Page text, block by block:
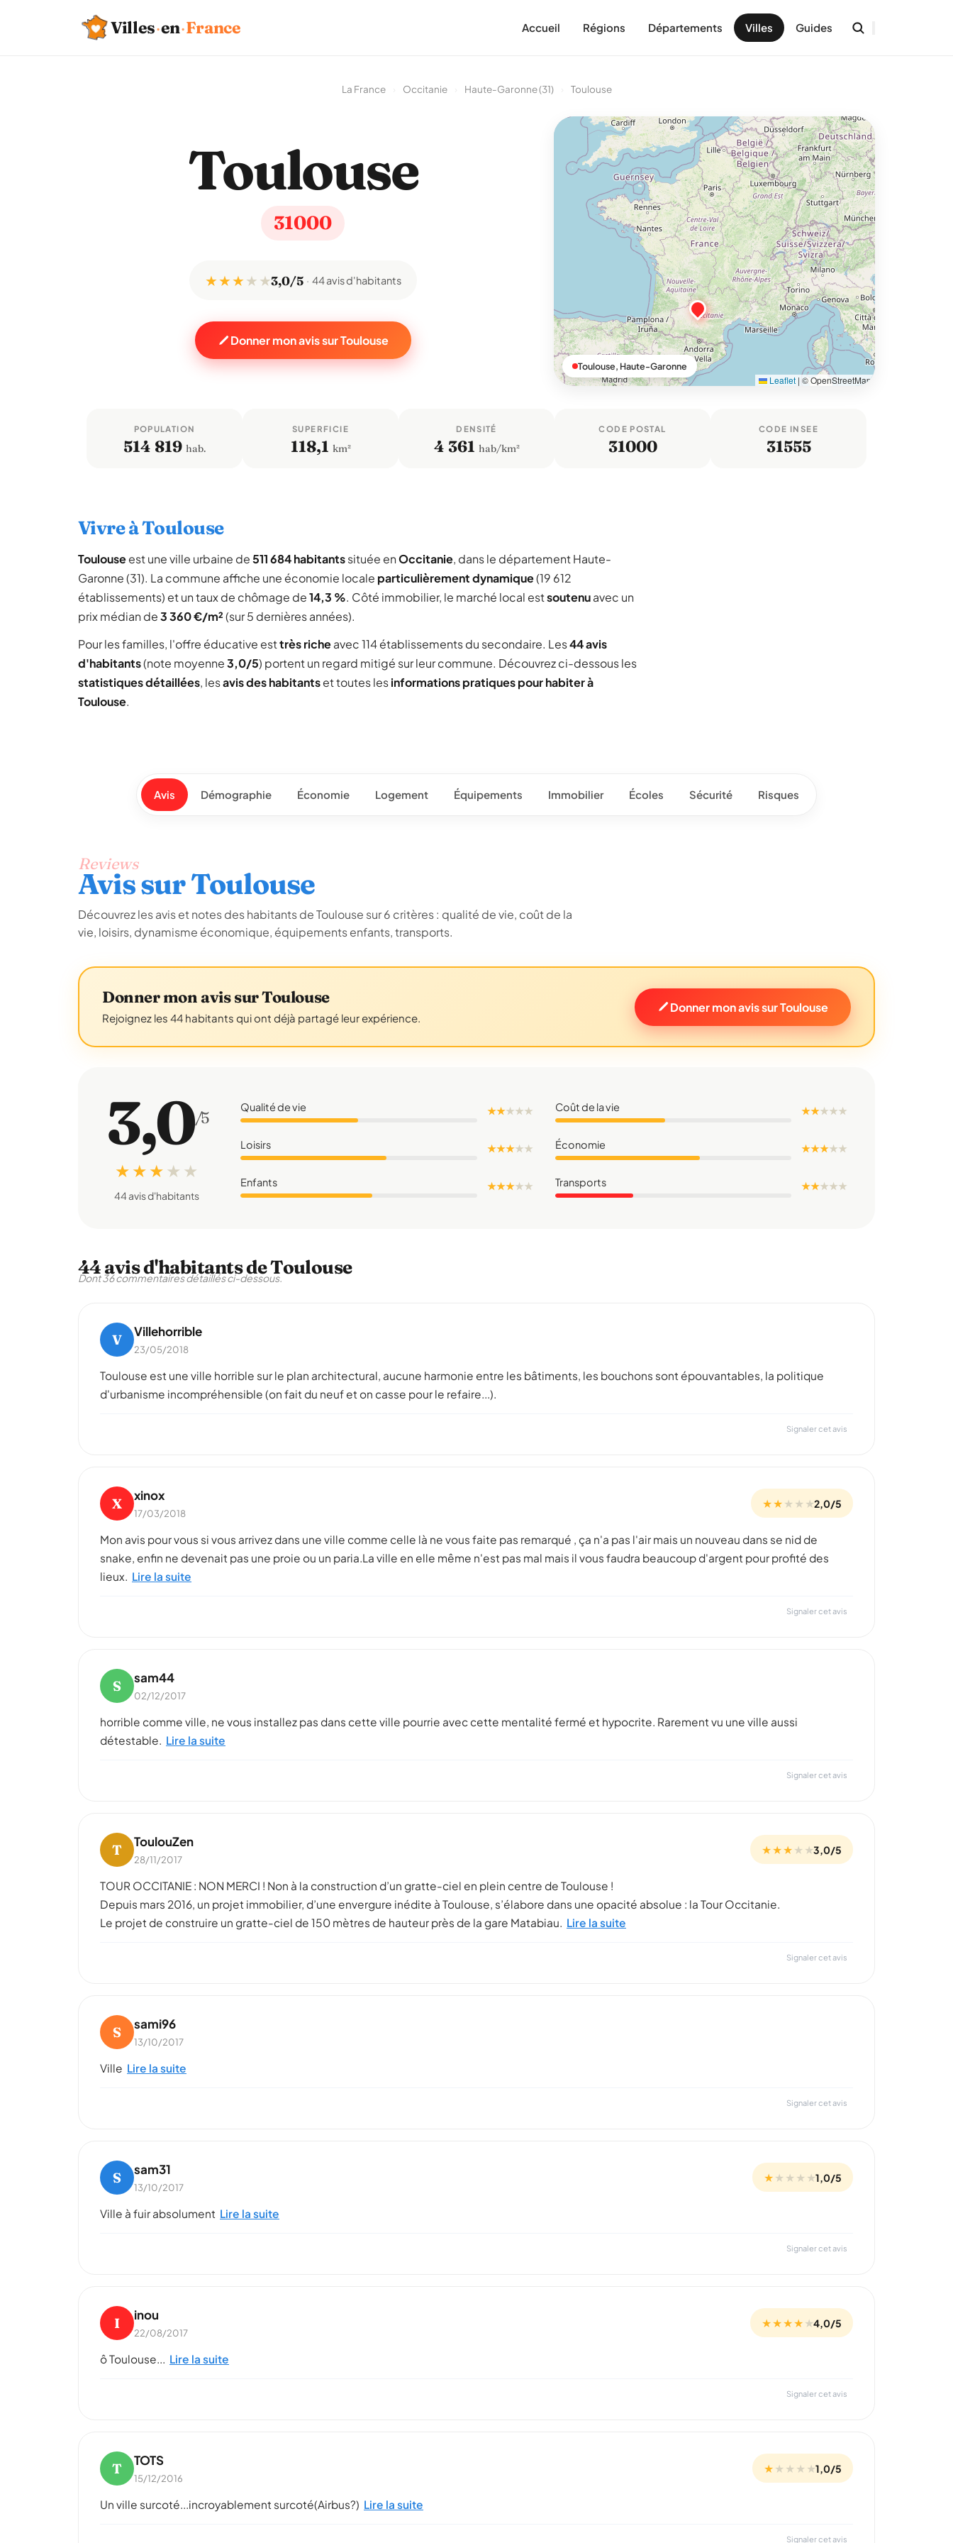
Villes·en·France Accueil Régions Départements Villes Guides
La France Occitanie Haute-Garonne (31) Toulouse
Toulouse
31000
★ ★ ★★ ★3,0/5 44 avis d'habitants
Donner mon avis sur Toulouse
Leaflet | © OpenStreetMap
Toulouse, Haute-Garonne
POPULATION
514 819 hab.
SUPERFICIE
118,1 km²
DENSITÉ
4 361 hab/km²
CODE POSTAL
31000
CODE INSEE
31555
Vivre à Toulouse
Toulouseest une ville urbaine de511 684 habitantssituée enOccitanie, dans le département Haute-
Garonne (31). La commune affiche une économie locale particulièrement dynamique(19 612
établissements) et un taux de chômage de14,3 %. Côté immobilier, le marché local estsoutenuavec un
prix médian de3 360 €/m²(sur 5 dernières années).
Pour les familles, l'offre éducative esttrès richeavec 114 établissements du secondaire. Les44 avis
d'habitants(note moyenne3,0/5) portent un regard mitigé sur leur commune. Découvrez ci-dessous les
statistiques détaillées, lesavis des habitantset toutes lesinformations pratiques pour habiter à
Toulouse.
Avis Démographie Économie Logement Équipements Immobilier Écoles Sécurité Risques
Reviews
Avis sur Toulouse
Découvrez les avis et notes des habitants de Toulouse sur 6 critères : qualité de vie, coût de la
vie, loisirs, dynamisme économique, équipements enfants, transports.
Donner mon avis sur Toulouse
Rejoignez les 44 habitants qui ont déjà partagé leur expérience.
Donner mon avis sur Toulouse
3,0/5
★ ★ ★ ★ ★
44 avis d'habitants
Qualité de vie ★ ★★★★ Coût de la vie ★ ★★★★
Loisirs ★ ★ ★★★ Économie ★ ★ ★★★
Enfants ★ ★ ★★★ Transports ★ ★★★★
44 avis d'habitants de Toulouse
Dont 36 commentaires détaillés ci-dessous.
V Villehorrible
23/05/2018
Toulouse est une ville horrible sur le plan architectural, aucune harmonie entre les bâtiments, les bouchons sont épouvantables, la politique
d'urbanisme incompréhensible (on fait du neuf et on casse pour le refaire...).
Signaler cet avis
X xinox
17/03/2018
★ ★★ ★ ★2,0/5
Mon avis pour vous si vous arrivez dans une ville comme celle là ne vous faite pas remarqué , ça n'a pas l'air mais un nouveau dans se nid de
snake, enfin ne devenait pas une proie ou un paria.La ville en elle même n'est pas mal mais il vous faudra beaucoup d'argent pour profité des
lieux. Lire la suite
Signaler cet avis
S sam44
02/12/2017
horrible comme ville, ne vous installez pas dans cette ville pourrie avec cette mentalité fermé et hypocrite. Rarement vu une ville aussi
détestable. Lire la suite
Signaler cet avis
T ToulouZen
28/11/2017
★ ★ ★★ ★3,0/5
TOUR OCCITANIE : NON MERCI ! Non à la construction d’un gratte-ciel en plein centre de Toulouse !
Depuis mars 2016, un projet immobilier, d’une envergure inédite à Toulouse, s’élabore dans une opacité absolue : la Tour Occitanie.
Le projet de construire un gratte-ciel de 150 mètres de hauteur près de la gare Matabiau. Lire la suite
Signaler cet avis
S sami96
13/10/2017
Ville Lire la suite
Signaler cet avis
S sam31
13/10/2017
★★ ★ ★ ★1,0/5
Ville à fuir absolument Lire la suite
Signaler cet avis
I inou
22/08/2017
★ ★ ★ ★★4,0/5
ô Toulouse... Lire la suite
Signaler cet avis
T TOTS
15/12/2016
★★ ★ ★ ★1,0/5
Un ville surcoté...incroyablement surcoté(Airbus?) Lire la suite
Signaler cet avis